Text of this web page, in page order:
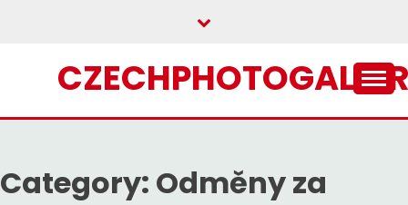
Category: Odměny za